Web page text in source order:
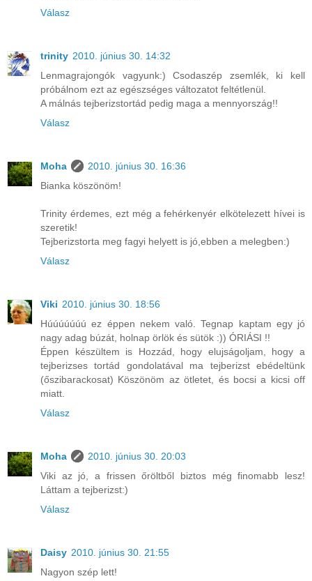
Válasz
trinity 2010. június 30. 14:32
Lenmagrajongók vagyunk:) Csodaszép zsemlék, ki kell
próbálnom ezt az egészséges változatot feltétlenül.
A málnás tejberizstortád pedig maga a mennyország!!
Válasz
Moha
2010. június 30. 16:36
Bianka köszönöm!
Trinity érdemes, ezt még a fehérkenyér elkötelezett hívei is
szeretik!
Tejberizstorta meg fagyi helyett is jó,ebben a melegben:)
Válasz
Viki 2010. június 30. 18:56
Húúúúúúú ez éppen nekem való. Tegnap kaptam egy jó
nagy adag búzát, holnap örlök és sütök :)) ÓRIÁSI !!
Éppen készültem is Hozzád, hogy elujságoljam, hogy a
tejberizses tortád gondolatával ma tejberizst ebédeltünk
(őszibarackosat) Köszönöm az ötletet, és bocsi a kicsi off
miatt.
Válasz
Moha
2010. június 30. 20:03
Viki az jó, a frissen őröltből biztos még finomabb lesz!
Láttam a tejberizst:)
Válasz
Daisy 2010. június 30. 21:55
Nagyon szép lett!